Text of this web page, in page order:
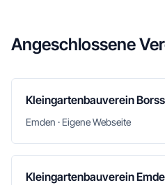
Angeschlossene
Kleingartenbauverein
Emden · Eigene Webseite
Kleingartenbauverein